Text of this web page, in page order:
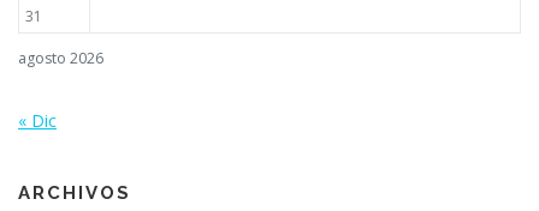
agosto 2026
31
« Dic
ARCHIVOS